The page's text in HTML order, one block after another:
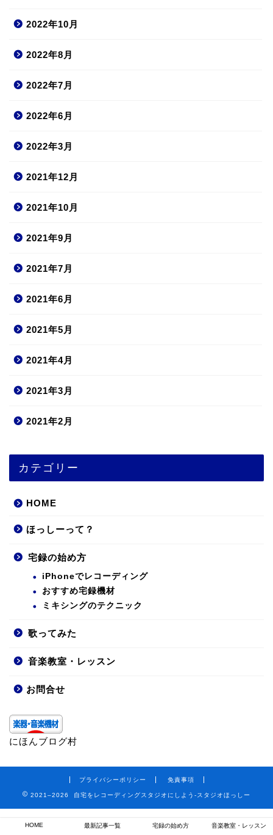
2022年10月
2022年8月
2022年7月
2022年6月
2022年3月
2021年12月
2021年10月
2021年9月
2021年7月
2021年6月
2021年5月
2021年4月
2021年3月
2021年2月
カテゴリー
HOME
ほっしーって？
宅録の始め方
iPhoneでレコーディング
おすすめ宅録機材
ミキシングのテクニック
歌ってみた
音楽教室・レッスン
お問合せ
にほんブログ村
プライバシーポリシー 免責事項
2021–2026 自宅をレコーディングスタジオにしよう-スタジオほっしー
HOME 最新記事一覧 宅録の始め方 音楽教室・レッスン